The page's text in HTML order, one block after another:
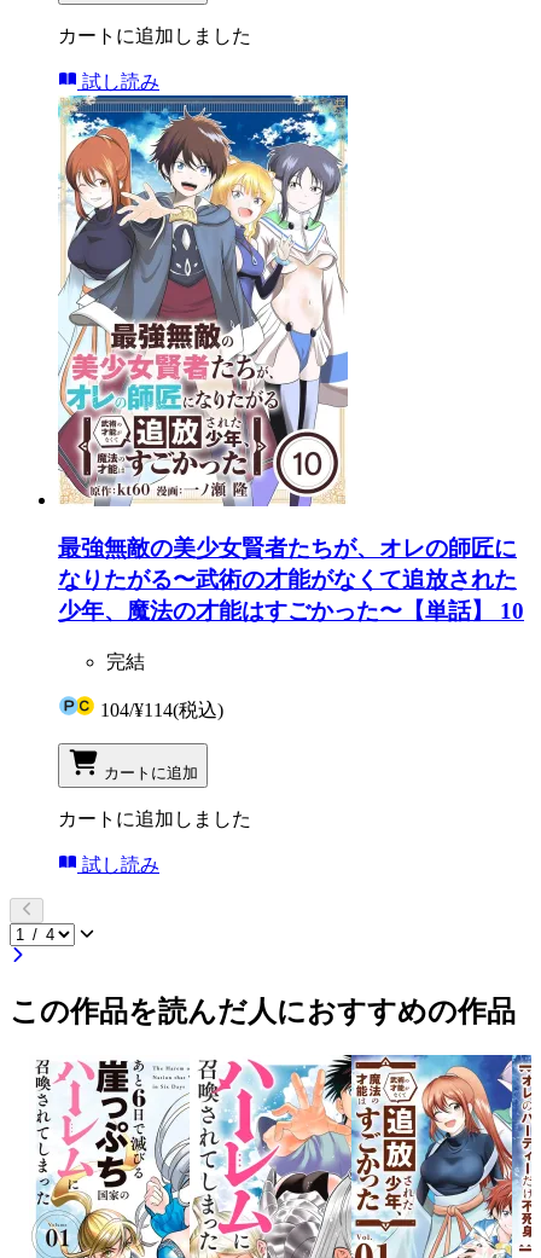
カートに追加しました
試し読み
最強無敵の美少女賢者たちが、オレの師匠に
なりたがる〜武術の才能がなくて追放された
少年、魔法の才能はすごかった〜【単話】 10
完結
104/¥114(税込)
カートに追加
カートに追加しました
試し読み
この作品を読んだ人におすすめの作品